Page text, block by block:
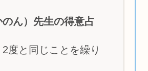
ん）先生の得意占
2度と同じことを繰り